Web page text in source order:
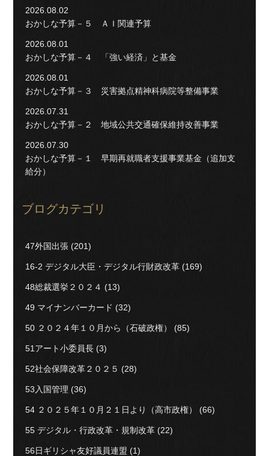
2026.08.02
おかしな予算－５ ＡＩ関連予算
2026.08.01
おかしな予算－４ 「強い経済」と基金
2026.08.01
おかしな予算－３ 災害拠点精神科病院等整備事業
2026.07.31
おかしな予算－２ 地域公共交通確保維持改善事業
2026.07.30
おかしな予算－１ 早期再就職者支援事業基金（追加支
給分）
ブログカテゴリ
47外国出張 (201)
16-2 デジタル大臣・デジタル行財政改革 (169)
48総裁選挙２０２４ (13)
49 マイナンバーカード (32)
50 ２０２４年１０月から（石破政権） (85)
51アート小委員長 (3)
52社会保障改革２０２５ (28)
53入国管理 (36)
54 ２０２５年１０月２１日より（高市政権） (66)
55 デジタル・行政改革・規制改革 (22)
56日ギリシャ友好議員連盟 (1)